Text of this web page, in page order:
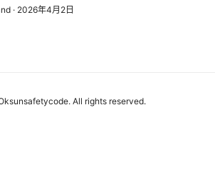
· 2026年4月2日
All rights reserved.